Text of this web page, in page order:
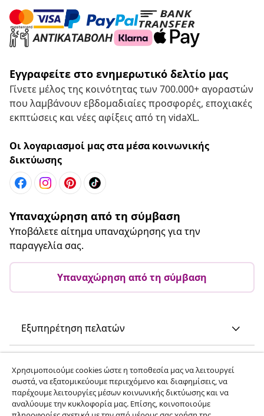
Εγγραφείτε στο ενημερωτικό δελτίο μας
Γίνετε μέλος της κοινότητας των 700.000+ αγοραστών
που λαμβάνουν εβδομαδιαίες προσφορές, εποχιακές
εκπτώσεις και νέες αφίξεις από τη vidaXL.
Οι λογαριασμοί μας στα μέσα κοινωνικής
δικτύωσης
Υπαναχώρηση από τη σύμβαση
Υποβάλετε αίτημα υπαναχώρησης για την
παραγγελία σας.
Υπαναχώρηση από τη σύμβαση
Εξυπηρέτηση πελατών
vidaXL
Χρησιμοποιούμε cookies ώστε η τοποθεσία μας να λειτουργεί
σωστά, να εξατομικεύουμε περιεχόμενο και διαφημίσεις, να
παρέχουμε λειτουργίες μέσων κοινωνικής δικτύωσης και να
αναλύουμε την κυκλοφορία μας. Επίσης, κοινοποιούμε